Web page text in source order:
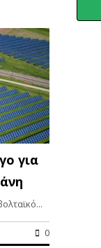
για
0